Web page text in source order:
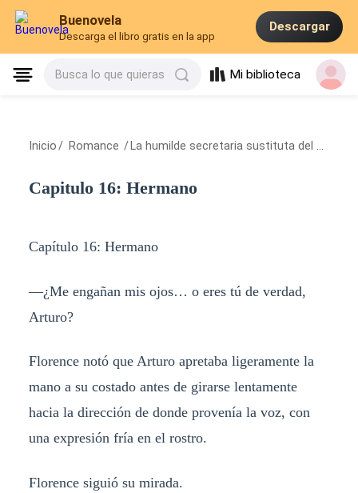
Buenovela
Descarga el libro gratis en la app
Descargar
Busca lo que quieras Mi biblioteca
Inicio / Romance / La humilde secretaria sustituta del presidente
Capitulo 16: Hermano
Capítulo 16: Hermano
—¿Me engañan mis ojos… o eres tú de verdad,
Arturo?
Florence notó que Arturo apretaba ligeramente la
mano a su costado antes de girarse lentamente
hacia la dirección de donde provenía la voz, con
una expresión fría en el rostro.
Florence siguió su mirada.